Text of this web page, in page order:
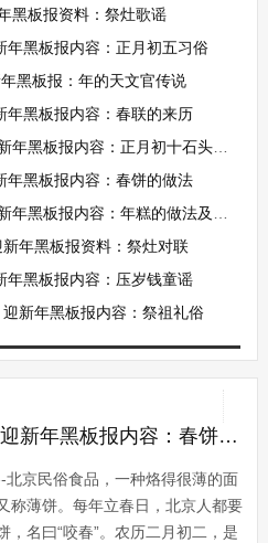
黑板报资料：祭灶歌谣
年黑板报内容：正月初五习俗
黑板报：年的天文官传说
年黑板报内容：春联的来历
黑板报内容：正月初十石头生日
年黑板报内容：春饼的做法
黑板报内容：年糕的做法及种类
新年黑板报资料：祭灶对联
年黑板报内容：压岁钱童谣
迎新年黑板报内容：祭祖礼俗
迎新年黑板报文字内容|迎新年黑板报内容：春饼的来历
北京民俗食品，一种烙得很薄的面
称薄饼。每年立春日，北京人都要
，名曰“咬春”。农历二月初二，是